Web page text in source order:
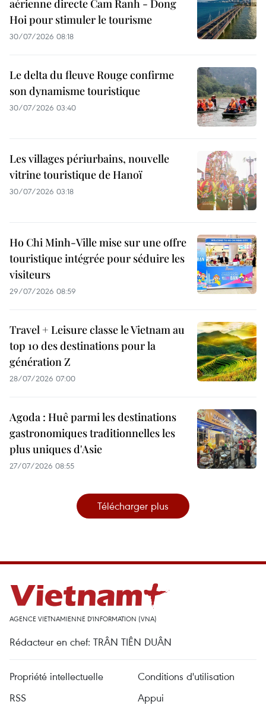
aérienne directe Cam Ranh - Dong
Hoi pour stimuler le tourisme
30/07/2026 08:18
Le delta du fleuve Rouge confirme
son dynamisme touristique
30/07/2026 03:40
Les villages périurbains, nouvelle
vitrine touristique de Hanoï
30/07/2026 03:18
Ho Chi Minh-Ville mise sur une offre
touristique intégrée pour séduire les
visiteurs
29/07/2026 08:59
Travel + Leisure classe le Vietnam au
top 10 des destinations pour la
génération Z
28/07/2026 07:00
Agoda : Huê parmi les destinations
gastronomiques traditionnelles les
plus uniques d'Asie
27/07/2026 08:55
Télécharger plus
AGENCE VIETNAMIENNE D'INFORMATION (VNA)
Rédacteur en chef: TRÂN TIÊN DUÂN
Propriété intellectuelle
Conditions d'utilisation
RSS
Appui